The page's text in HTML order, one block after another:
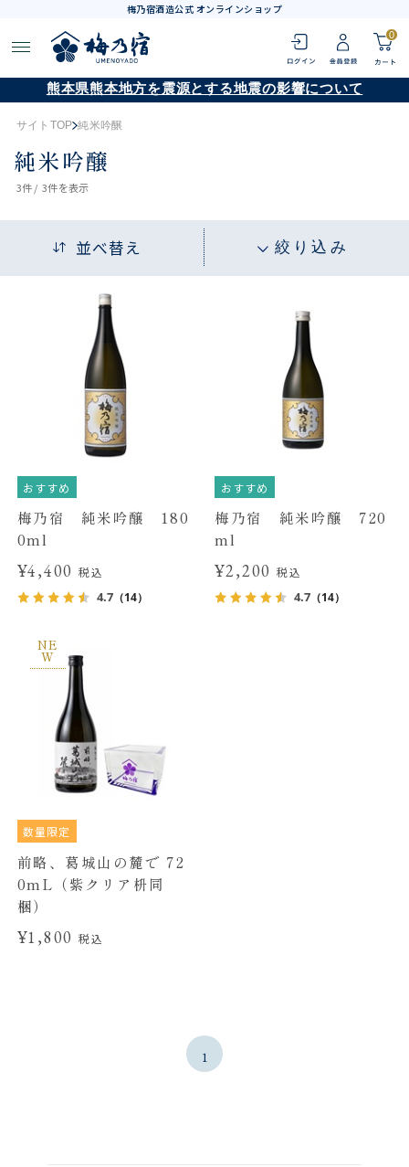
梅乃宿酒造公式 オンラインショップ
0
熊本県熊本地方を震源とする地震の影響について
サイトTOP 純米吟醸
純米吟醸
3件 / 3件を表示
並べ替え 絞り込み
おすすめ
梅乃宿 純米吟醸 180
0ml
¥4,400税込
4.7（14）
おすすめ
梅乃宿 純米吟醸 720
ml
¥2,200 税込
4.7 （14）
NE
W
数量限定
前略、葛城山の麓で 72
0mL（紫クリア枡同
梱）
¥1,800税込
1